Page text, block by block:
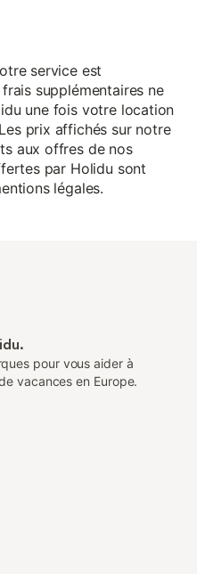
service est
supplémentaires ne
une fois votre location
prix affichés sur notre
aux offres de nos
par Holidu sont
légales.
pour vous aider à
vacances en Europe.